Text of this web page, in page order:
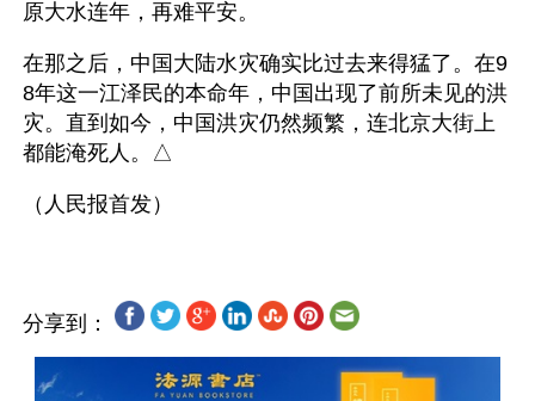
原大水连年，再难平安。
在那之后，中国大陆水灾确实比过去来得猛了。在9
8年这一江泽民的本命年，中国出现了前所未见的洪
灾。直到如今，中国洪灾仍然频繁，连北京大街上
都能淹死人。△
分享到：